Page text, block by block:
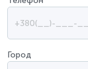
Город